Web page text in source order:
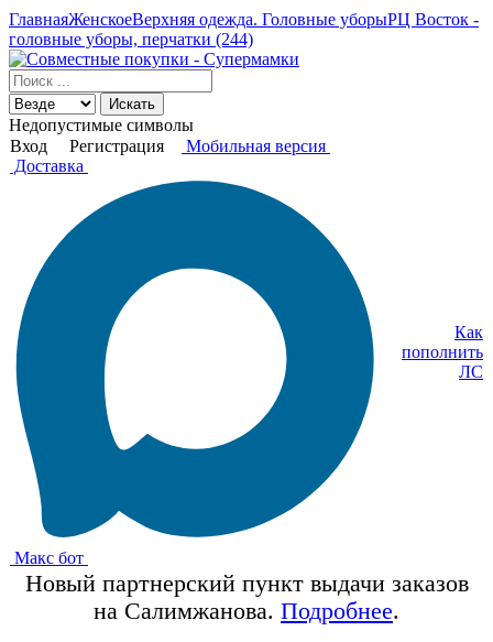
ГлавнаяЖенскоеВерхняя одежда. Головные уборыРЦ Восток -
головные уборы, перчатки (244)
Искать
Недопустимые символы
Вход
Регистрация
Мобильная версия
Доставка
Макс бот
Как
пополнить
ЛС
Новый партнерский пункт выдачи заказов
на Салимжанова. Подробнее.